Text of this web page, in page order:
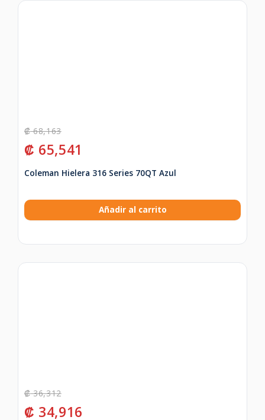
₡68,163
₡ 65,541
Coleman Hielera 316 Series 70QT Azul
Añadir al carrito
₡36,312
₡ 34,916